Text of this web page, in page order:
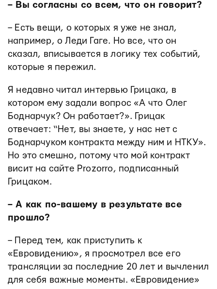
– Вы согласны со всем, что он говорит?
– Есть вещи, о которых я уже не знал,
например, о Леди Гаге. Но все, что он
сказал, вписывается в логику тех событий,
которые я пережил.
Я недавно читал интервью Грицака, в
котором ему задали вопрос «А что Олег
Боднарчук? Он работает?». Грицак
отвечает: “Нет, вы знаете, у нас нет с
Боднарчуком контракта между ним и НТКУ».
Но это смешно, потому что мой контракт
висит на сайте Prozorro, подписанный
Грицаком.
– А как по-вашему в результате все
прошло?
– Перед тем, как приступить к
«Евровидению», я просмотрел все его
трансляции за последние 20 лет и вычленил
для себя важные моменты. «Евровидение»